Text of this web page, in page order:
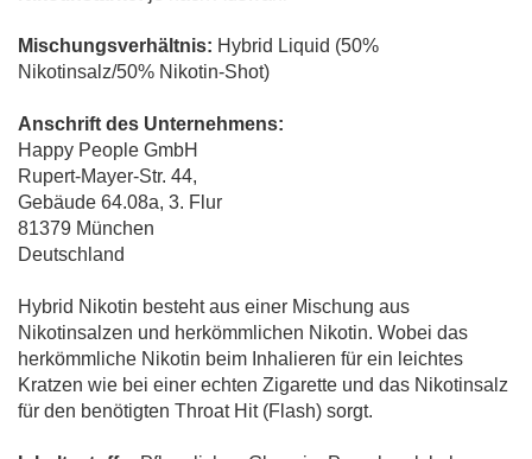
Mischungsverhältnis: Hybrid Liquid (50%
Nikotinsalz/50% Nikotin-Shot)
Anschrift des Unternehmens:
Happy People GmbH
Rupert-Mayer-Str. 44,
Gebäude 64.08a, 3. Flur
81379 München
Deutschland
Hybrid Nikotin besteht aus einer Mischung aus
Nikotinsalzen und herkömmlichen Nikotin. Wobei das
herkömmliche Nikotin beim Inhalieren für ein leichtes
Kratzen wie bei einer echten Zigarette und das Nikotinsalz
für den benötigten Throat Hit (Flash) sorgt.